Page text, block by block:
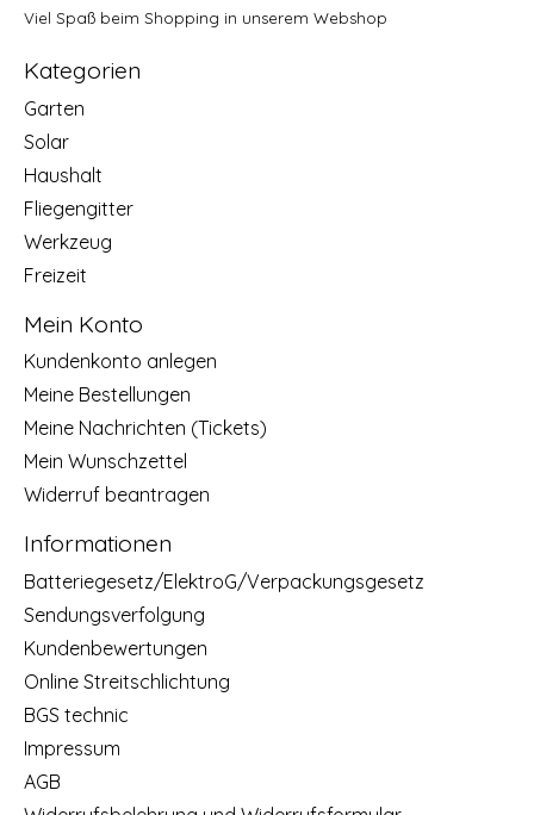
Viel Spaß beim Shopping in unserem Webshop
Kategorien
Garten
Solar
Haushalt
Fliegengitter
Werkzeug
Freizeit
Mein Konto
Kundenkonto anlegen
Meine Bestellungen
Meine Nachrichten (Tickets)
Mein Wunschzettel
Widerruf beantragen
Informationen
Batteriegesetz/ElektroG/Verpackungsgesetz
Sendungsverfolgung
Kundenbewertungen
Online Streitschlichtung
BGS technic
Impressum
AGB